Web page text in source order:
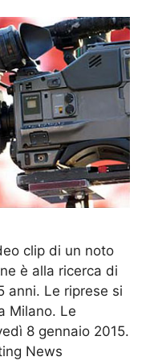
clip di un noto
è alla ricerca di
anni. Le riprese si
Milano. Le
8 gennaio 2015.
News